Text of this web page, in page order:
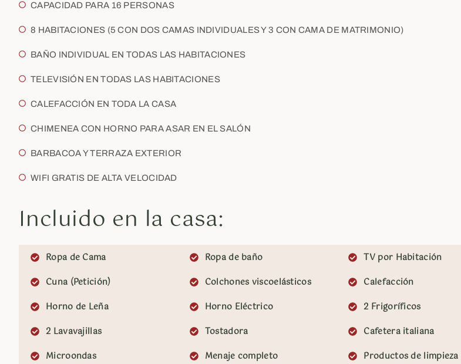
CAPACIDAD PARA 16 PERSONAS
8 HABITACIONES (5 CON DOS CAMAS INDIVIDUALES Y 3 CON CAMA DE MATRIMONIO)
BAÑO INDIVIDUAL EN TODAS LAS HABITACIONES
TELEVISIÓN EN TODAS LAS HABITACIONES
CALEFACCIÓN EN TODA LA CASA
CHIMENEA CON HORNO PARA ASAR EN EL SALÓN
BARBACOA Y TERRAZA EXTERIOR
WIFI GRATIS DE ALTA VELOCIDAD
Incluido en la casa:
Ropa de Cama Ropa de baño
TV por Habitación
Cuna (Petición)
Colchones viscoelásticos
Calefacción
Horno de Leña
Horno Eléctrico
2 Frigoríficos
2 Lavavajillas
Tostadora
Cafetera italiana
Microondas
Menaje completo
Productos de limpieza